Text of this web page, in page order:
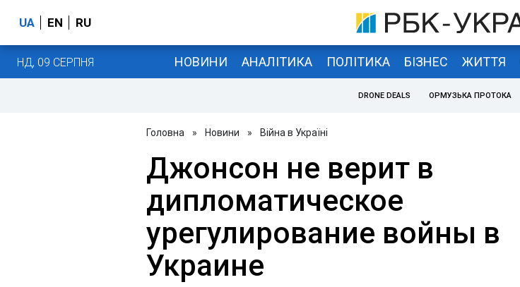
UA EN RU
НД, 09 СЕРПНЯ НОВИНИ АНАЛІТИКА ПОЛІТИКА БІЗНЕС ЖИТТЯ
DRONE DEALS ОРМУЗЬКА ПРОТОКА
Головна » Новини » Війна в Україні
Джонсон не верит в
дипломатическое
урегулирование войны в
Украине